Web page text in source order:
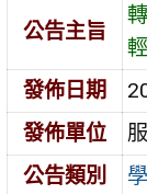
公告主旨
發佈日期
發佈單位
公告類別